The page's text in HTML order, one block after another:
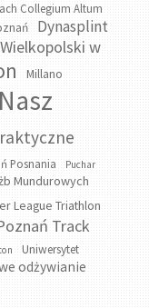
Collegium Altum
Dynasplint
w
Millano
Nasz
Posnania
Puchar
Mundurowych
League Triathlon
Track
Uniwersytet
odżywianie